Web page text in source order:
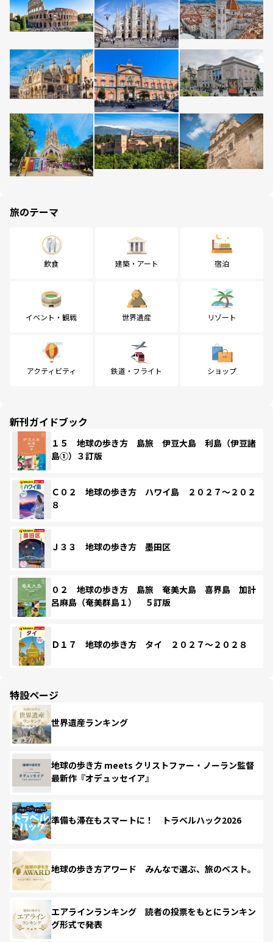
旅のテーマ
飲食 建築・アート 宿泊
イベント・観戦 世界遺産 リゾート
アクティビティ 鉄道・フライト ショップ
新刊ガイドブック
１５ 地球の歩き方 島旅 伊豆大島 利島（伊豆諸
島①）３訂版
Ｃ０２ 地球の歩き方 ハワイ島 ２０２７～２０２
８
Ｊ３３ 地球の歩き方 墨田区
０２ 地球の歩き方 島旅 奄美大島 喜界島 加計
呂麻島（奄美群島１） ５訂版
Ｄ１７ 地球の歩き方 タイ ２０２７～２０２８
特設ページ
世界遺産ランキング
地球の歩き方 meets クリストファー・ノーラン監督
最新作『オデュッセイア』
準備も滞在もスマートに！ トラベルハック2026
地球の歩き方アワード みんなで選ぶ、旅のベスト。
エアラインランキング 読者の投票をもとにランキン
グ形式で発表